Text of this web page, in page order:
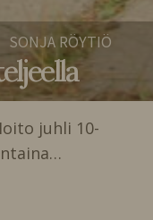
SONJA RÖYTIÖ
juhli 10-